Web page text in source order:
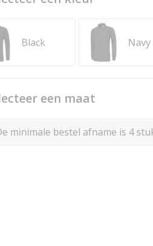
Black Navy
een maat
minimale bestel afname is 4